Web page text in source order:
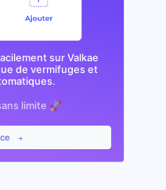
sur Valkae
de vermifuges et
limite 🚀